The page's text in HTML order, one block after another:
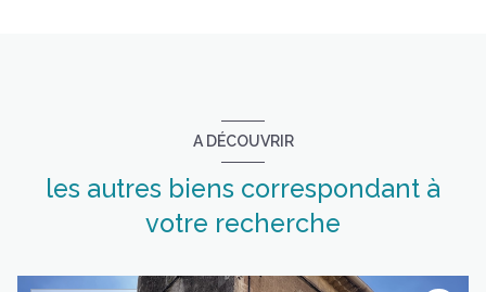
A DÉCOUVRIR
les autres biens correspondant à
votre recherche